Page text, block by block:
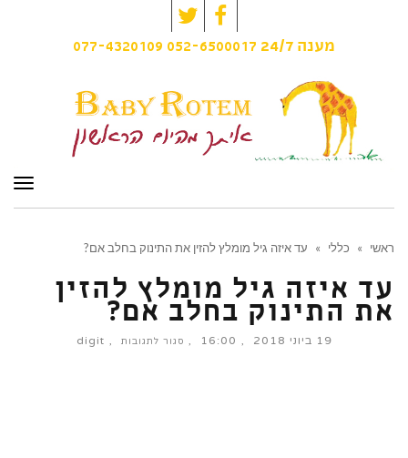
Facebook
Twitter
מענה 077-4320109 052-6500017 24/7
ראשי » כללי » עד איזה גיל מומלץ להזין את התינוק בחלב אם?
עד איזה גיל מומלץ להזין
את התינוק בחלב אם?
19 ביוני 2018 16:00 סגור לתגובות עד
digit